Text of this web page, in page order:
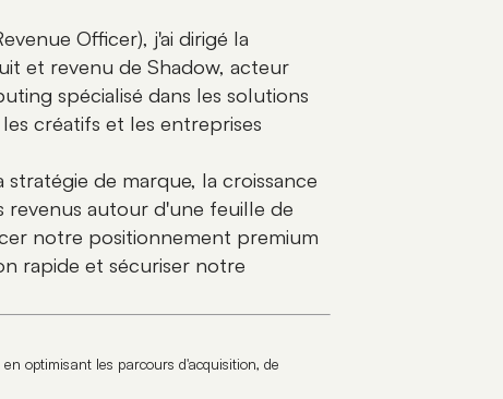
Officer), j'ai dirigé la
et revenu de Shadow, acteur
spécialisé dans les solutions
créatifs et les entreprises
de marque, la croissance
autour d'une feuille de
notre positionnement premium
rapide et sécuriser notre
en optimisant les parcours d'acquisition, de